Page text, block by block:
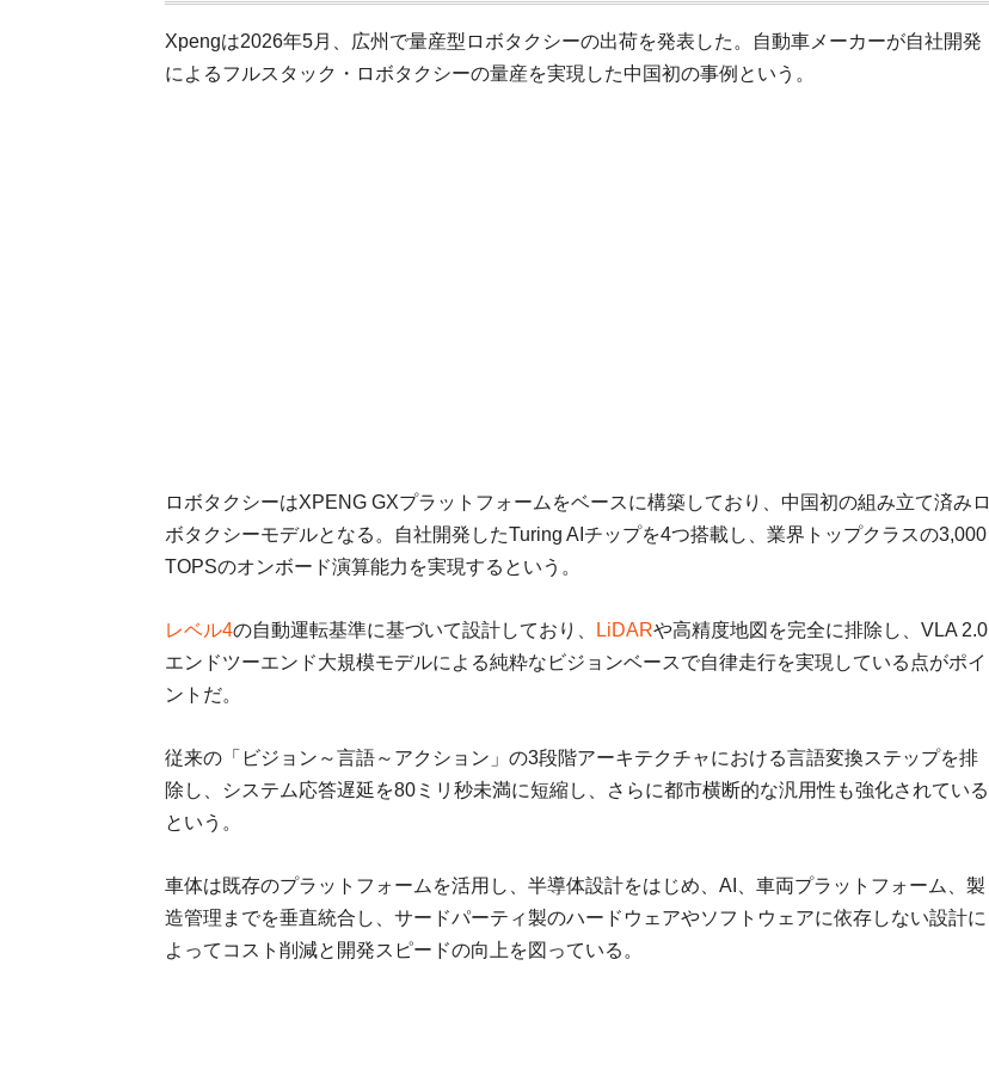
Xpengは2026年5月、広州で量産型ロボタクシーの出荷を発表した。自動車メーカーが自社開発
によるフルスタック・ロボタクシーの量産を実現した中国初の事例という。
ロボタクシーはXPENG GXプラットフォームをベースに構築しており、中国初の組み立て済みロ
ボタクシーモデルとなる。自社開発したTuring AIチップを4つ搭載し、業界トップクラスの3,000
TOPSのオンボード演算能力を実現するという。
レベル4の自動運転基準に基づいて設計しており、 LiDARや高精度地図を完全に排除し、VLA 2.0
エンドツーエンド大規模モデルによる純粋なビジョンベースで自律走行を実現している点がポイ
ントだ。
従来の「ビジョン～言語～アクション」の3段階アーキテクチャにおける言語変換ステップを排
除し、システム応答遅延を80ミリ秒未満に短縮し、さらに都市横断的な汎用性も強化されている
という。
車体は既存のプラットフォームを活用し、半導体設計をはじめ、AI、車両プラットフォーム、製
造管理までを垂直統合し、サードパーティ製のハードウェアやソフトウェアに依存しない設計に
よってコスト削減と開発スピードの向上を図っている。